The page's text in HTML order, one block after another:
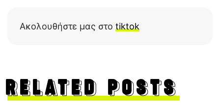
Ακολουθήστε μας στο tiktok
RELATED POSTS